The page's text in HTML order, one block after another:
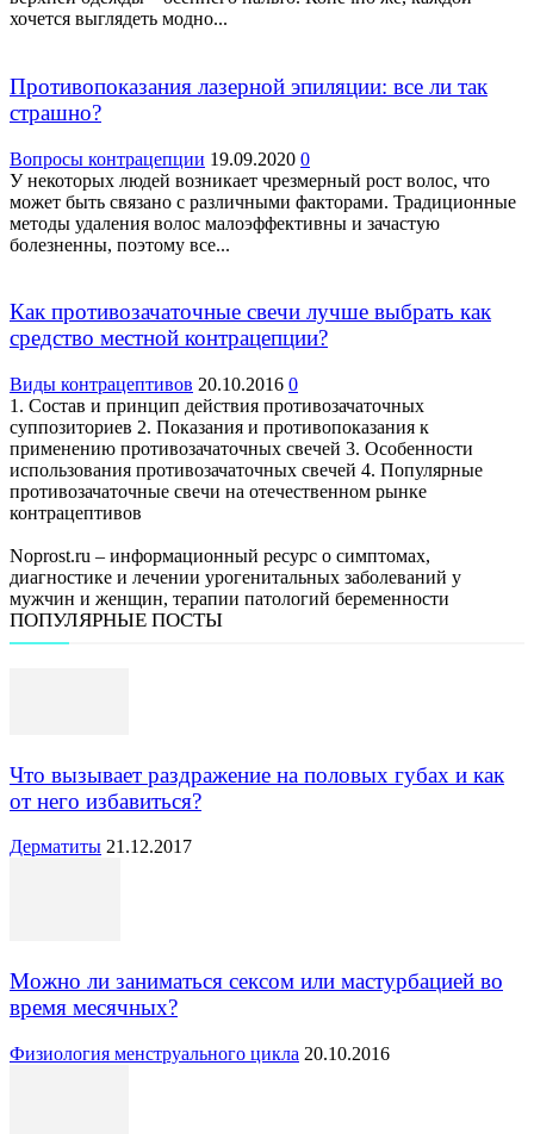
хочется выглядеть модно...
Противопоказания лазерной эпиляции: все ли так
страшно?
Вопросы контрацепции 19.09.2020 0
У некоторых людей возникает чрезмерный рост волос, что
может быть связано с различными факторами. Традиционные
методы удаления волос малоэффективны и зачастую
болезненны, поэтому все...
Как противозачаточные свечи лучше выбрать как
средство местной контрацепции?
Виды контрацептивов 20.10.2016 0
1. Состав и принцип действия противозачаточных
суппозиториев 2. Показания и противопоказания к
применению противозачаточных свечей 3. Особенности
использования противозачаточных свечей 4. Популярные
противозачаточные свечи на отечественном рынке
контрацептивов
Noprost.ru – информационный ресурс о симптомах,
диагностике и лечении урогенитальных заболеваний у
мужчин и женщин, терапии патологий беременности
ПОПУЛЯРНЫЕ ПОСТЫ
Что вызывает раздражение на половых губах и как
от него избавиться?
Дерматиты 21.12.2017
Можно ли заниматься сексом или мастурбацией во
время месячных?
Физиология менструального цикла 20.10.2016